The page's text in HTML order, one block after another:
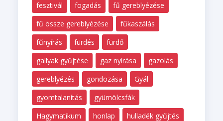
fesztivál
fogadás
fű gereblyézése
fű össze gereblyézése
fűkaszálás
fűnyírás
fürdés
fürdő
gallyak gyűjtése
gaz nyírása
gazolás
gereblyézés
gondozása
Gyál
gyomtalanítás
gyümölcsfák
Hagymatikum
honlap
hulladék gyűjtés